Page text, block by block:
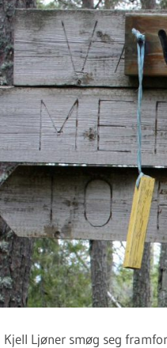
Kjell Ljøner smøg seg